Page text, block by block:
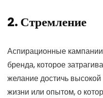
2. Стремление
Аспирационные
бренда, которое
желание достичь
жизни или опытом, о